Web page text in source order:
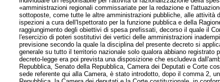
«amministrazioni regionali commissariate per la redazione e
sottoposte, come tutte le altre amministrazioni pubbliche, alle attività
ispezioni a cura dell'Ispettorato per la funzione pubblica e della
raggiungimento degli obiettivi di spesa prefissati, decorso il quale il
l'esercizio di poteri sostitutivi dei vertici delle amministrazioni
previsione secondo la quale la disciplina del presente decreto si
generale su tutto il territorio nazionale solo qualora abbiano
decreto-legge era poi prevista una disposizione che escludeva
Repubblica, Senato della Repubblica, Camera dei Deputati e Corte
sede referente qui alla Camera, è stato introdotto, dopo il comma 2,